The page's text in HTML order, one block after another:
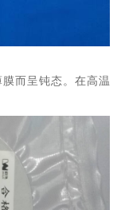
而呈钝态。在高温